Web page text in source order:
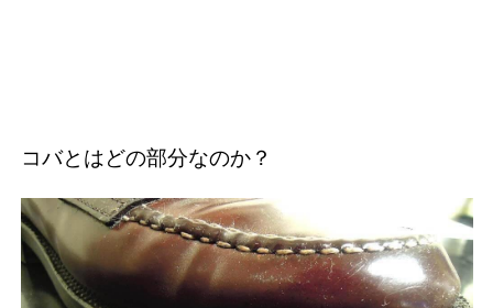
コバとはどの部分なのか？